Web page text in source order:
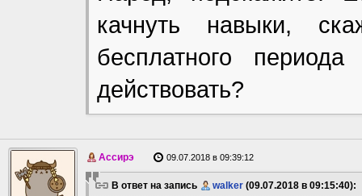
качнуть навыки,
бесплатного
действовать?
Ассирэ 09.07.2018 в 09:39:12
В ответ на запись walker (09.07.2018 в 09:15:40):